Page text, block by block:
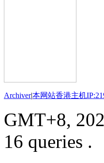
Archiver|本网站香港主机
GMT+8,
16 queries .